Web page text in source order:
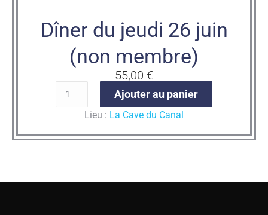
Dîner du jeudi 26 juin
(non membre)
55,00 €
Ajouter au panier
Lieu : La Cave du Canal